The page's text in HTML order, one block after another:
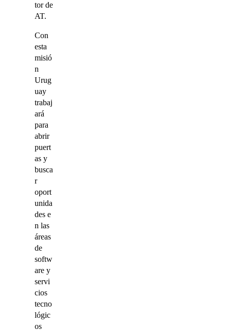
tor de
AT.
Con
esta
misió
n
Urug
uay
trabaj
ará
para
abrir
puert
as y
busca
r
oport
unida
des e
n las
áreas
de
softw
are y
servi
cios
tecno
lógic
os